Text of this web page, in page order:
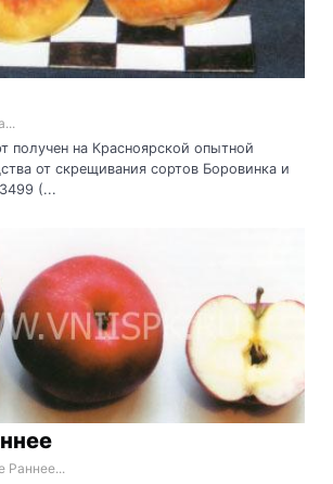
получен на Красноярской опытной
от скрещивания сортов Боровинка и
3499 (...
Раннее...